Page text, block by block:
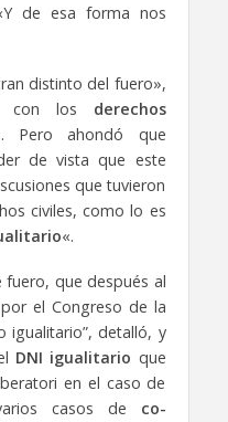
de esa forma nos
distinto del fuero»,
con los derechos
Pero ahondó que
de vista que este
que tuvieron
civiles, como lo es
«.
fuero, que después al
el Congreso de la
igualitario”, detalló, y
DNI igualitario que
en el caso de
casos de co-